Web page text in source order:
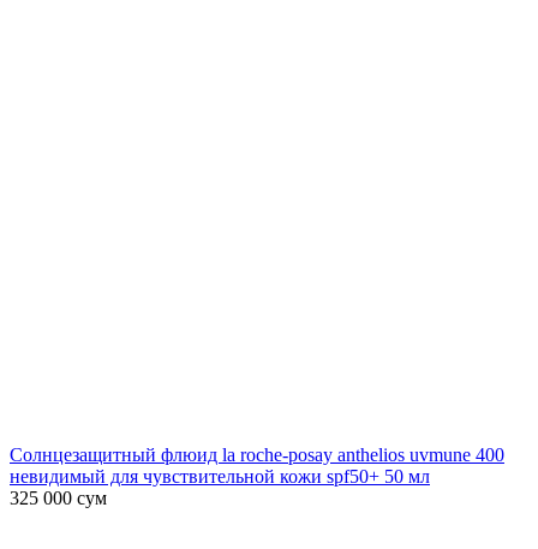
Солнцезащитный флюид la roche-posay anthelios uvmune 400
невидимый для чувствительной кожи spf50+ 50 мл
325 000 сум